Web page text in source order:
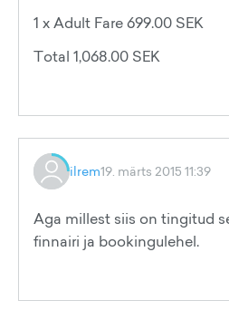
1 x Adult Fare 699.00 SEK
Total 1,068.00 SEK
ilrem19. märts 2015 11:39
Aga millest siis on tingitud
finnairi ja bookingulehel.